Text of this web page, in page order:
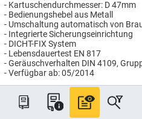
- Kartuschendurchmesser: D 47mm
- Bedienungshebel aus Metall
- Umschaltung automatisch von
- Integrierte Sicherungseinrichtung
- DICHT-FIX System
- Lebensdauertest EN 817
- Geräuschverhalten DIN 4109,
- Verfügbar ab: 05/2014
Artikelnummer: GB531322